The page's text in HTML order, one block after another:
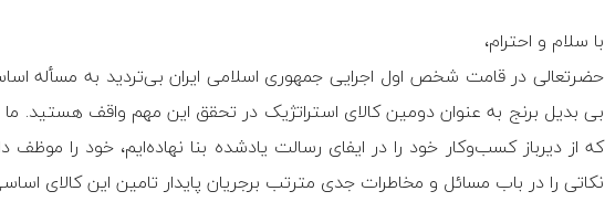
با سلام و احترام،
حضرتعالی در قامت شخص اول اجرایی جمهوری اسلامی ایران بی‌تردید به مسأله
بی بدیل برنج به عنوان دومین کالای استراتژیک در تحقق این مهم واقف هستید. ما
که از دیرباز کسب‌وکار خود را در ایفای رسالت یادشده بنا نهاده‌ایم، خود را موظف
نکاتی را در باب مسائل و مخاطرات جدی مترتب برجریان پایدار تامین این کالای